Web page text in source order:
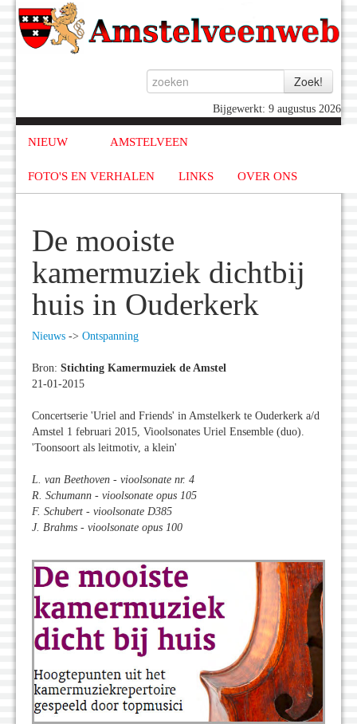
Bijgewerkt: 9 augustus 2026
NIEUW AMSTELVEEN
FOTO'S EN VERHALEN LINKS OVER ONS
De mooiste
kamermuziek dichtbij
huis in Ouderkerk
Nieuws -> Ontspanning
Bron: Stichting Kamermuziek de Amstel
21-01-2015
Concertserie 'Uriel and Friends' in Amstelkerk te Ouderkerk a/d
Amstel 1 februari 2015, Vioolsonates Uriel Ensemble (duo).
'Toonsoort als leitmotiv, a klein'
L. van Beethoven - vioolsonate nr. 4
R. Schumann - vioolsonate opus 105
F. Schubert - vioolsonate D385
J. Brahms - vioolsonate opus 100